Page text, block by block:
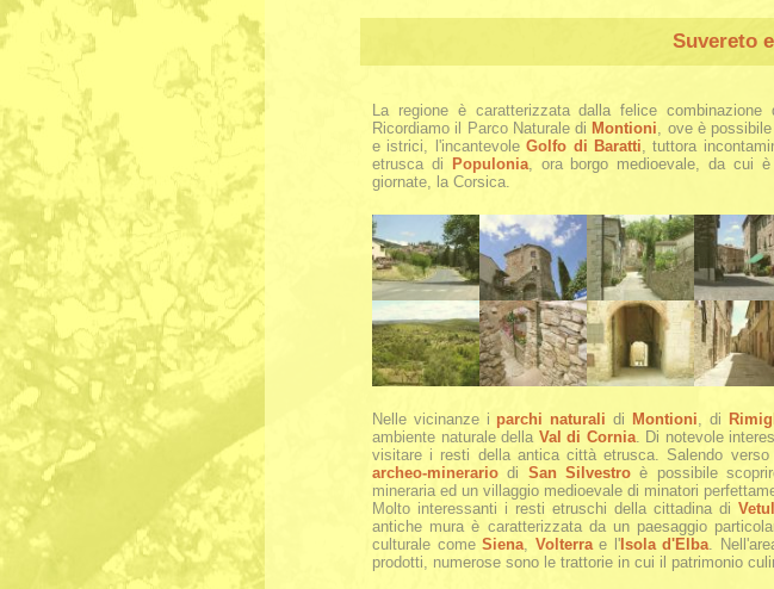
Suvereto
La regione è caratterizzata dalla felice
Ricordiamo il Parco Naturale di Montioni , ove è
e istrici, l'incantevoleGolfo di Baratti , tuttora
etrusca di Populonia, ora borgo medioevale, da cui
giornate, la Corsica.
Nelle vicinanze i parchi naturali di Montioni , di
ambiente naturale della Val di Cornia. Di notevole
visitare i resti della antica città etrusca. Salendo
archeo-minerario di San Silvestro è possibile
mineraria ed un villaggio medioevale di minatori
Molto interessanti i resti etruschi della cittadina di
antiche mura è caratterizzata da un paesaggio
culturale comeSiena Volterrae l'Isola d'Elba .
prodotti, numerose sono le trattorie in cui il patrimonio